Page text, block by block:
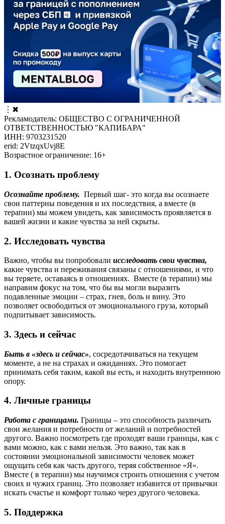
⋮ ✖
Рекламодатель: ОБЩЕСТВО С ОГРАНИЧЕННОЙ
ОТВЕТСТВЕННОСТЬЮ "КАПИБАРА"
ИНН: 9703231520
erid: 2VtzqxUvj8E
Возрастное ограничение: 16+
1. Осознать проблему
Осознайте проблему. Первый шаг- это когда вы осознаете
свои паттерны поведения и их последствия, а вместе (в
терапии) мы можем увидеть, как зависимость проявляется в
вашей жизни и какие чувства за ней скрыты.
2. Исследовать чувства
Важно, чтобы вы попробовали исследовать свои чувства,
какие чувства и переживания связаны с отношениями, и что
вы теряете, оставаясь в отношениях. Вместе (в терапии) мы
направим фокус на том, что бы вы могли выразить
подавленные эмоции – страх, гнев, боль и вину. Это
позволяет освободиться от эмоционального груза, который
подпитывает зависимость.
3. Здесь и сейчас
Быть в «здесь и сейчас», сосредотачиваться на текущем
моменте, а не на страхах и ожиданиях. Это помогает
принимать себя таким, какой вы есть, и находить внутреннюю
опору.
4. Личные границы
Работа с границами. Границы – это способность различать
свои желания и потребности от желаний и потребностей
другого. Важно посмотреть где проходят ваши границы, как с
вами можно, как с вами нельзя. Это важно, так как в
состоянии эмоциональной зависимости человек может
ощущать себя как часть другого, теряя собственное «Я».
Вместе ( в терапии) мы научимся строить отношения с учетом
своих и чужих границ. Это позволяет избавится от привычки
искать счастье и комфорт только через другого человека.
5. Поддержка